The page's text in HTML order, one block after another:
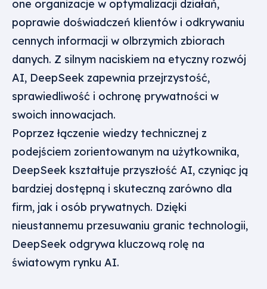
one organizacje w optymalizacji działań,
poprawie doświadczeń klientów i odkrywaniu
cennych informacji w olbrzymich zbiorach
danych. Z silnym naciskiem na etyczny rozwój
AI, DeepSeek zapewnia przejrzystość,
sprawiedliwość i ochronę prywatności w
swoich innowacjach.
Poprzez łączenie wiedzy technicznej z
podejściem zorientowanym na użytkownika,
DeepSeek kształtuje przyszłość AI, czyniąc ją
bardziej dostępną i skuteczną zarówno dla
firm, jak i osób prywatnych. Dzięki
nieustannemu przesuwaniu granic technologii,
DeepSeek odgrywa kluczową rolę na
światowym rynku AI.